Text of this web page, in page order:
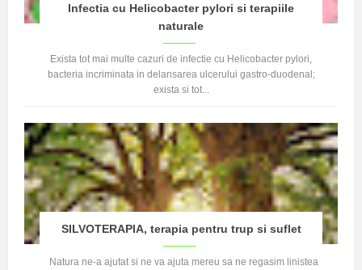
Infectia cu Helicobacter pylori si terapiile
naturale
Exista tot mai multe cazuri de infectie cu Helicobacter pylori,
bacteria incriminata in delansarea ulcerului gastro-duodenal;
exista si tot...
SILVOTERAPIA, terapia pentru trup si suflet
Natura ne-a ajutat si ne va ajuta mereu sa ne regasim linistea